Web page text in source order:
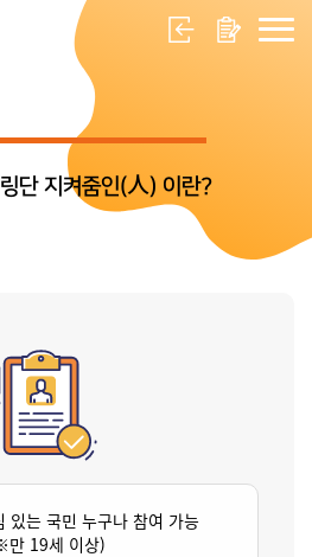
단 지켜줌인(人) 이란?
있는 국민 누구나 참여 가능
19세 이상)